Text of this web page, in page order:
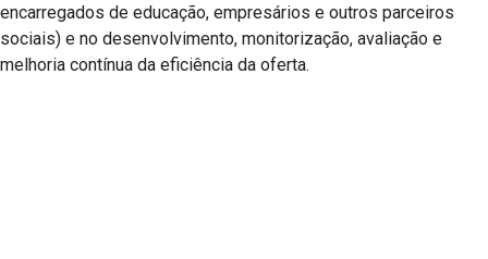
encarregados de educação, empresários e outros parceiros
sociais) e no desenvolvimento, monitorização, avaliação e
melhoria contínua da eficiência da oferta.